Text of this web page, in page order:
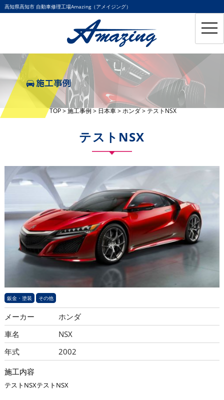
高知県高知市 自動車修理工場Amazing（アメイジング）
TOP>施工事例>日本車>ホンダ>テストNSX
テストNSX
鈑金・塗装 その他
メーカー
ホンダ
車名
NSX
年式
2002
施工内容
テストNSXテストNSX